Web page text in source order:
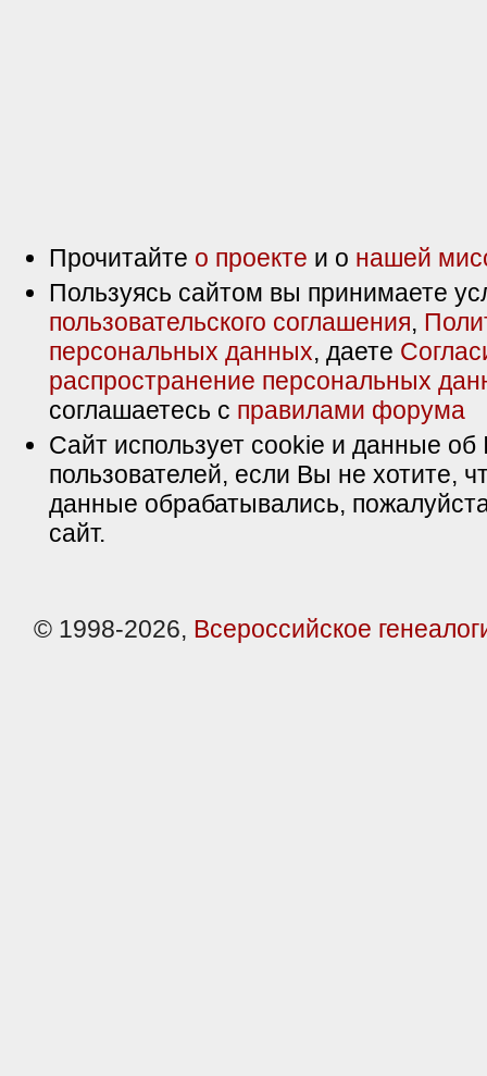
Прочитайте о проекте и о нашей
Пользуясь сайтом вы принимаете
пользовательского соглашения,
персональных данных, даете
распространение персональных
соглашаетесь с правилами форума
Сайт использует cookie и данные об
пользователей, если Вы не хотите,
данные обрабатывались,
сайт.
© 1998-2026, Всероссийское